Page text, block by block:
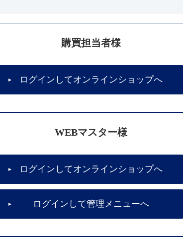
購買担当者様
ログインしてオンラインショップへ
WEBマスター様
ログインしてオンラインショップへ
ログインして管理メニューへ